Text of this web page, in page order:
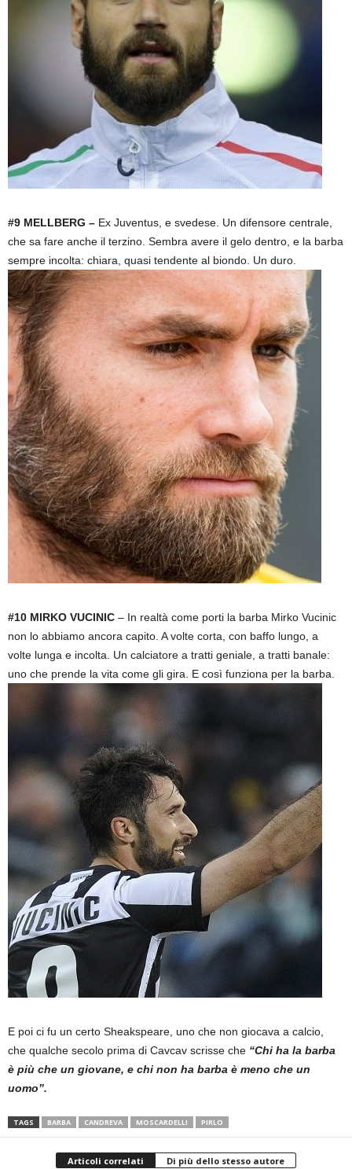
#9 MELLBERG – Ex Juventus, e svedese. Un difensore centrale,
che sa fare anche il terzino. Sembra avere il gelo dentro, e la barba
sempre incolta: chiara, quasi tendente al biondo. Un duro.
#10 MIRKO VUCINIC – In realtà come porti la barba Mirko Vucinic
non lo abbiamo ancora capito. A volte corta, con baffo lungo, a
volte lunga e incolta. Un calciatore a tratti geniale, a tratti banale:
uno che prende la vita come gli gira. E così funziona per la barba.
E poi ci fu un certo Sheakspeare, uno che non giocava a calcio,
che qualche secolo prima di Cavcav scrisse che “Chi ha la barba
è più che un giovane, e chi non ha barba è meno che un
uomo”.
TAGS BARBA CANDREVA MOSCARDELLI PIRLO
Articoli correlati Di più dello stesso autore